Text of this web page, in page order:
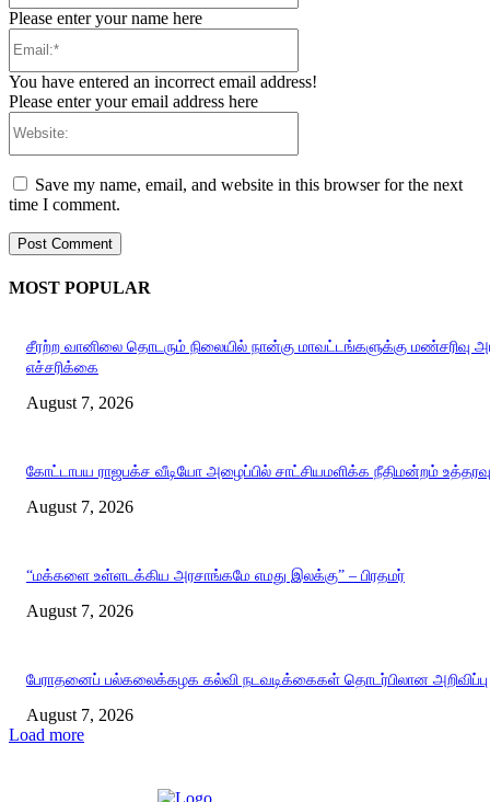
Please enter your name here
You have entered an incorrect email address!
Please enter your email address here
Save my name, email, and website in this browser for the next
time I comment.
MOST POPULAR
சீரற்ற வானிலை தொடரும் நிலையில் நான்கு மாவட்டங்களுக்கு மண்சரிவு
எச்சரிக்கை
August 7, 2026
கோட்டாபய ராஜபக்ச வீடியோ அழைப்பில் சாட்சியமளிக்க நீதிமன்றம் உத்தரவு
August 7, 2026
“மக்களை உள்ளடக்கிய அரசாங்கமே எமது இலக்கு” – பிரதமர்
August 7, 2026
பேராதனைப் பல்கலைக்கழக கல்வி நடவடிக்கைகள் தொடர்பிலான அறிவிப்பு
August 7, 2026
Load more